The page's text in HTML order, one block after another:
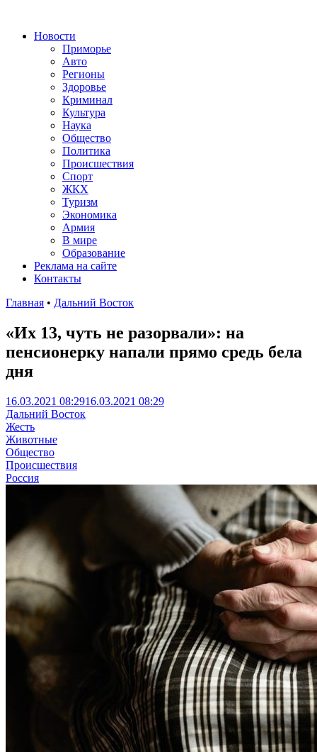
Новости
Приморье
Авто
Регионы
Здоровье
Криминал
Культура
Наука
Общество
Политика
Происшествия
Спорт
ЖКХ
Туризм
Экономика
Армия
В мире
Образование
Реклама на сайте
Контакты
Главная • Дальний Восток
«Их 13, чуть не разорвали»: на
пенсионерку напали прямо средь бела
дня
16.03.2021 08:2916.03.2021 08:29
Дальний Восток
Жесть
Животные
Общество
Происшествия
Россия